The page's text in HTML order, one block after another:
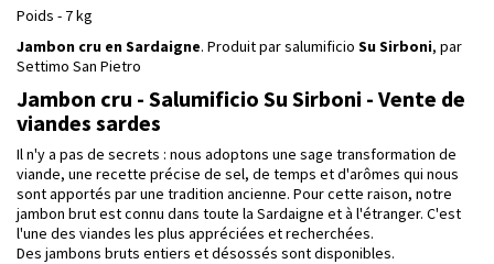
Poids - 7 kg
Jambon cru en Sardaigne. Produit par salumificio Su Sirboni, par
Settimo San Pietro
Jambon cru - Salumificio Su Sirboni - Vente de
viandes sardes
Il n'y a pas de secrets : nous adoptons une sage transformation de
viande, une recette précise de sel, de temps et d'arômes qui nous
sont apportés par une tradition ancienne. Pour cette raison, notre
jambon brut est connu dans toute la Sardaigne et à l'étranger. C'est
l'une des viandes les plus appréciées et recherchées.
Des jambons bruts entiers et désossés sont disponibles.